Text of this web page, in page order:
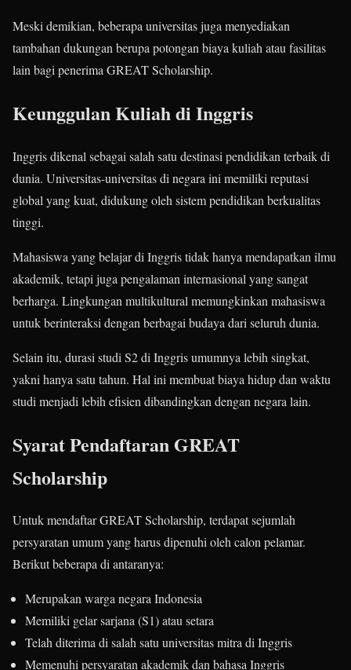
Meski demikian, beberapa universitas juga menyediakan
tambahan dukungan berupa potongan biaya kuliah atau fasilitas
lain bagi penerima GREAT Scholarship.
Keunggulan Kuliah di Inggris
Inggris dikenal sebagai salah satu destinasi pendidikan terbaik di
dunia. Universitas-universitas di negara ini memiliki reputasi
global yang kuat, didukung oleh sistem pendidikan berkualitas
tinggi.
Mahasiswa yang belajar di Inggris tidak hanya mendapatkan ilmu
akademik, tetapi juga pengalaman internasional yang sangat
berharga. Lingkungan multikultural memungkinkan mahasiswa
untuk berinteraksi dengan berbagai budaya dari seluruh dunia.
Selain itu, durasi studi S2 di Inggris umumnya lebih singkat,
yakni hanya satu tahun. Hal ini membuat biaya hidup dan waktu
studi menjadi lebih efisien dibandingkan dengan negara lain.
Syarat Pendaftaran GREAT
Scholarship
Untuk mendaftar GREAT Scholarship, terdapat sejumlah
persyaratan umum yang harus dipenuhi oleh calon pelamar.
Berikut beberapa di antaranya:
Merupakan warga negara Indonesia
Memiliki gelar sarjana (S1) atau setara
Telah diterima di salah satu universitas mitra di Inggris
Memenuhi persyaratan akademik dan bahasa Inggris